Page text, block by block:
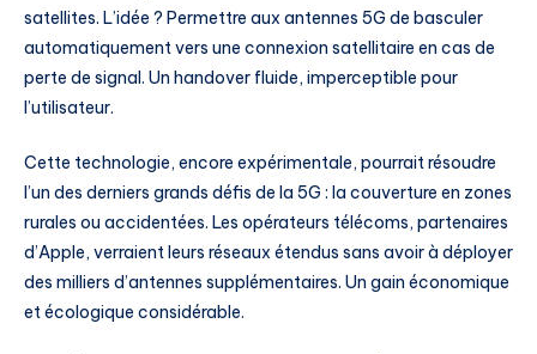
satellites. L’idée ? Permettre aux antennes 5G de basculer
automatiquement vers une connexion satellitaire en cas de
perte de signal. Un handover fluide, imperceptible pour
l’utilisateur.
Cette technologie, encore expérimentale, pourrait résoudre
l’un des derniers grands défis de la 5G : la couverture en zones
rurales ou accidentées. Les opérateurs télécoms, partenaires
d’Apple, verraient leurs réseaux étendus sans avoir à déployer
des milliers d’antennes supplémentaires. Un gain économique
et écologique considérable.